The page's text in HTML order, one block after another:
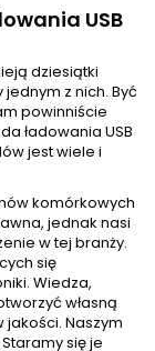
USB
dziesiątki
z nich. Być
powinniście
ładowania USB
jest wiele i
komórkowych
jednak nasi
w tej branży.
się
Wiedza,
własną
Naszym
się je